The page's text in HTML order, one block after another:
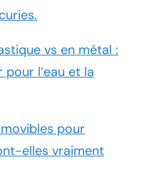
vs en métal :
l’eau et la
pour
elles vraiment